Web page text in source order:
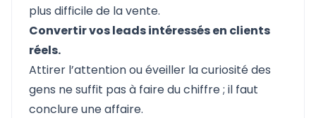
plus difficile de la vente.
Convertir vos leads intéressés en clients
réels.
Attirer l’attention ou éveiller la curiosité des
gens ne suffit pas à faire du chiffre ; il faut
conclure une affaire.